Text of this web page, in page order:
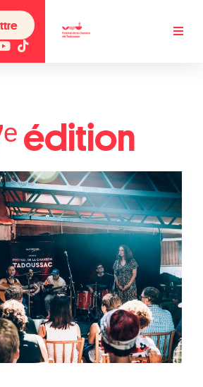
édition